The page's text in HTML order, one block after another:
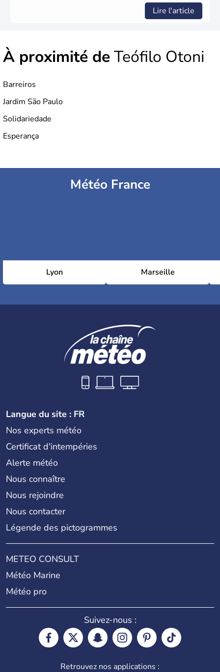
Lire l'article
À proximité deTeófilo Otoni
Barreiros
Jardim São Paulo
Solidariedade
Esperança
Météo France
Lyon Marseille
Langue du site : FR
Nos experts météo
Certificat d'intempéries
Alerte météo
Nous connaître
Nous rejoindre
Nous contacter
Légende des pictogrammes
METEO CONSULT
Météo Marine
Météo pro
Suivez-nous :
Retrouvez nos applications :